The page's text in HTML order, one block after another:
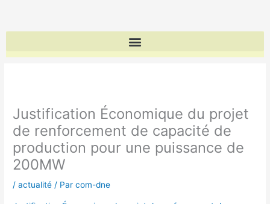
contenu
Justification Économique du projet
de renforcement de capacité de
production pour une puissance de
200MW
/actualité / Parcom-dne